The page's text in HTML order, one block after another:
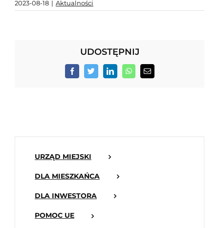
2023-08-18 | Aktualności
UDOSTĘPNIJ
FacebookTwitterLinkedInWhatsApp
Email
URZĄD MIEJSKI
DLA MIESZKAŃCA
DLA INWESTORA
POMOC UE